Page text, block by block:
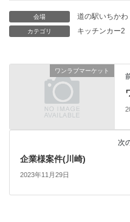
会場 道の駅いちかわ
カテゴリ キッチンカー2
ワンラブマーケット
次
企業様案件(川崎)
2023年11月29日